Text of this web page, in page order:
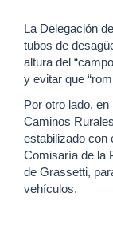
La Delegación
tubos de
altura del
y evitar que
Por otro lado,
Caminos
estabilizado con
Comisaría de la
de Grassetti,
vehículos.